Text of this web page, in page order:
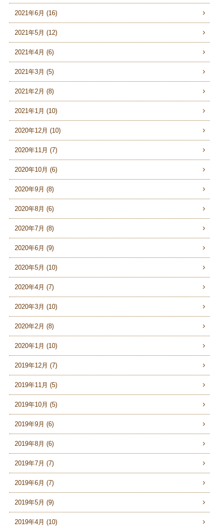
2021年6月 (16)
2021年5月 (12)
2021年4月 (6)
2021年3月 (5)
2021年2月 (8)
2021年1月 (10)
2020年12月 (10)
2020年11月 (7)
2020年10月 (6)
2020年9月 (8)
2020年8月 (6)
2020年7月 (8)
2020年6月 (9)
2020年5月 (10)
2020年4月 (7)
2020年3月 (10)
2020年2月 (8)
2020年1月 (10)
2019年12月 (7)
2019年11月 (5)
2019年10月 (5)
2019年9月 (6)
2019年8月 (6)
2019年7月 (7)
2019年6月 (7)
2019年5月 (9)
2019年4月 (10)